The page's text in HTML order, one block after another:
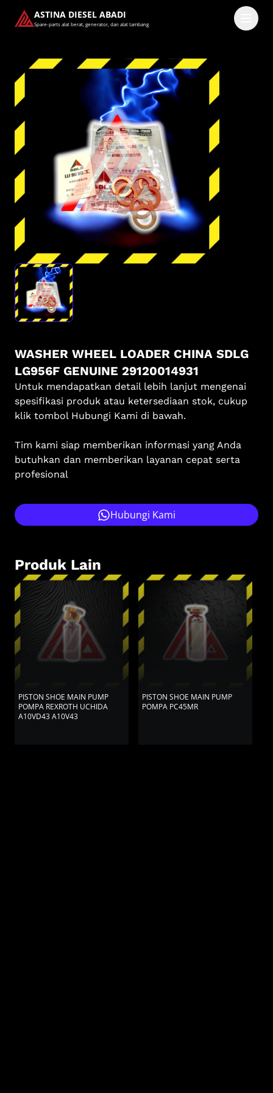
ASTINA DIESEL ABADI
Spare-parts alat berat, generator, dan alat tambang
Masuk
Pilih methode masuk
Lanjutkan dengan Google
Dengan melanjutkan, kamu telah membaca dan setuju
denganKetentuan LayanandanKebijakan Privasi kami.
WASHER WHEEL LOADER CHINA SDLG
LG956F GENUINE 29120014931
Untuk mendapatkan detail lebih lanjut mengenai
spesifikasi produk atau ketersediaan stok, cukup
klik tombol Hubungi Kami di bawah.
Tim kami siap memberikan informasi yang Anda
butuhkan dan memberikan layanan cepat serta
profesional
Hubungi Kami
Produk Lain
PISTON SHOE MAIN PUMP
POMPA REXROTH UCHIDA
A10VD43 A10V43
PISTON SHOE MAIN PUMP
POMPA PC45MR